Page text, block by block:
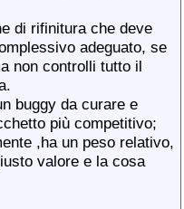
di rifinitura che deve
adeguato, se
non controlli tutto il
buggy da curare e
più competitivo;
,ha un peso relativo,
valore e la cosa